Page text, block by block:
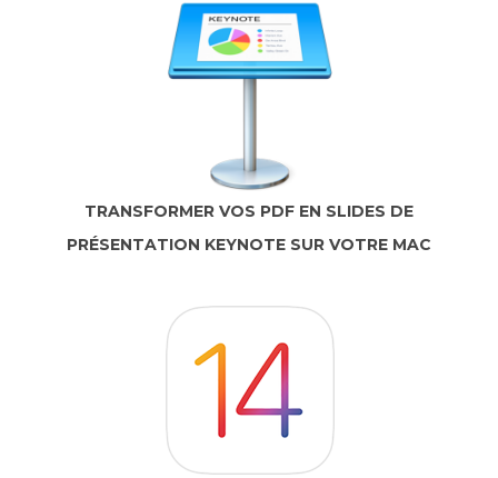
TRANSFORMER VOS PDF EN SLIDES DE
PRÉSENTATION KEYNOTE SUR VOTRE MAC